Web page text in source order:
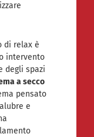
di relax è
intervento
degli spazi
a secco
pensato
e